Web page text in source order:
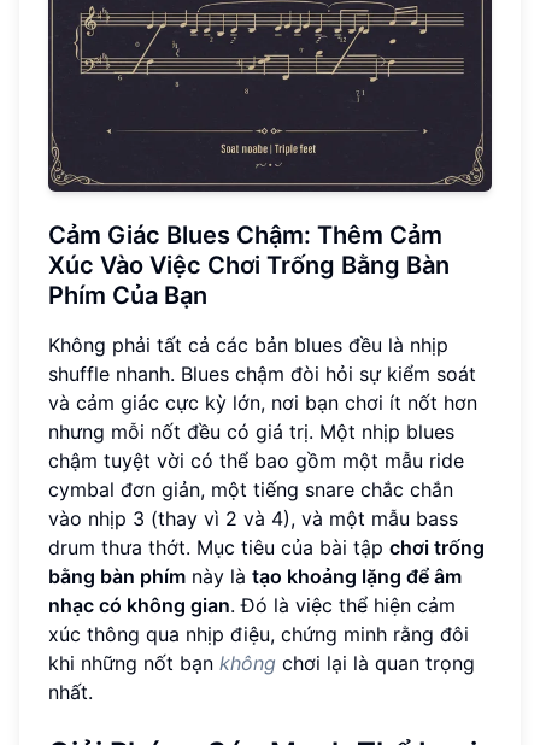
Cảm Giác Blues Chậm: Thêm Cảm
Xúc Vào Việc Chơi Trống Bằng Bàn
Phím Của Bạn
Không phải tất cả các bản blues đều là nhịp
shuffle nhanh. Blues chậm đòi hỏi sự kiểm soát
và cảm giác cực kỳ lớn, nơi bạn chơi ít nốt hơn
nhưng mỗi nốt đều có giá trị. Một nhịp blues
chậm tuyệt vời có thể bao gồm một mẫu ride
cymbal đơn giản, một tiếng snare chắc chắn
vào nhịp 3 (thay vì 2 và 4), và một mẫu bass
drum thưa thớt. Mục tiêu của bài tập chơi trống
bằng bàn phím này là tạo khoảng lặng để âm
nhạc có không gian. Đó là việc thể hiện cảm
xúc thông qua nhịp điệu, chứng minh rằng đôi
khi những nốt bạn không chơi lại là quan trọng
nhất.